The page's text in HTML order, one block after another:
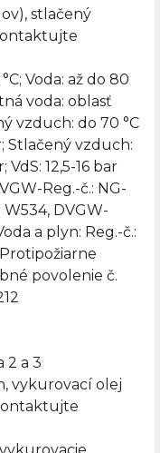
stlačený
Voda: až do 80
voda: oblasť
vzduch: do 70 °C
Stlačený vzduch:
12,5-16 bar
Reg.-č.: NG-
W534, DVGW-
a plyn: Reg.-č.:
povolenie č.
2 a 3
vykurovací olej